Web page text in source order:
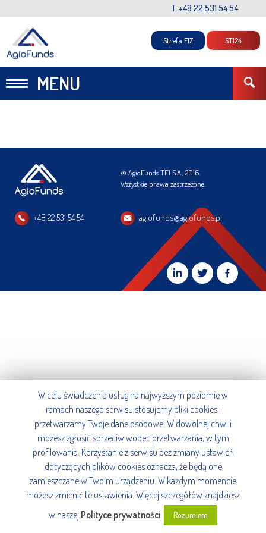
T: +48 22 531 54 54
MENU
Strefa FIZ STI24
© AgioFunds TFI S.A., 2016.
Wszystkie prawa zastrzeżone.
+48 22 531 54 54 agiofunds@agiofunds.pl
W celu świadczenia usług na najwyższym poziomie w
ramach naszego serwisu stosujemy pliki cookies i
przetwarzamy Twoje dane osobowe. W dowolnej chwili
możesz zgłosić sprzeciw wobec przetwarzania, w tym
profilowania. Korzystanie z serwisu bez zmiany ustawień
dotyczących plików cookies oznacza, że będą one
zamieszczane w Twoim urządzeniu. W każdym momencie
możesz zmienić te ustawienia. Więcej szczegółów znajdziesz
w naszej Polityce prywatności. Rozumiem